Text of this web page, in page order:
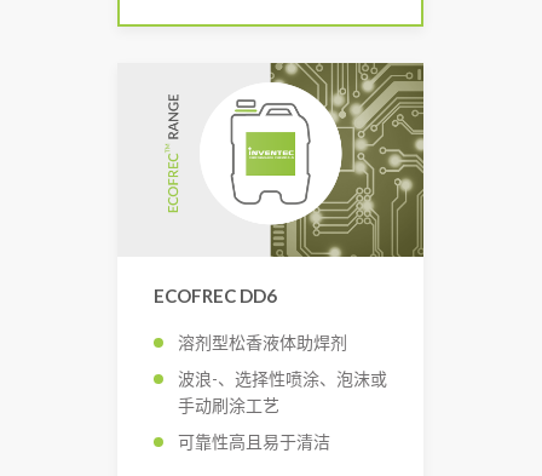
ECOFREC DD6
溶剂型松香液体助焊剂
波浪-、选择性喷涂、泡沫或
手动刷涂工艺
可靠性高且易于清洁